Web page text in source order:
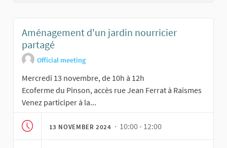
Aménagement d'un jardin nourricier
partagé
Official meeting
Mercredi 13 novembre, de 10h à 12h
Ecoferme du Pinson, accès rue Jean Ferrat à Raismes
Venez participer à la...
13 NOVEMBER 2024 · 10:00 - 12:00